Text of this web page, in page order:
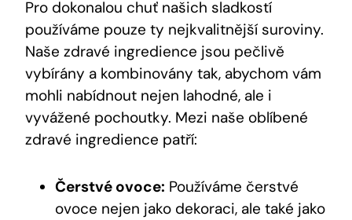
Pro dokonalou chuť našich sladkostí
používáme pouze ty nejkvalitnější suroviny.
Naše zdravé ingredience jsou pečlivě
vybírány a kombinovány tak, abychom vám
mohli nabídnout nejen lahodné, ale i
vyvážené pochoutky. Mezi naše oblíbené
zdravé ingredience patří:
Čerstvé ovoce: Používáme čerstvé
ovoce nejen jako dekoraci, ale také jako